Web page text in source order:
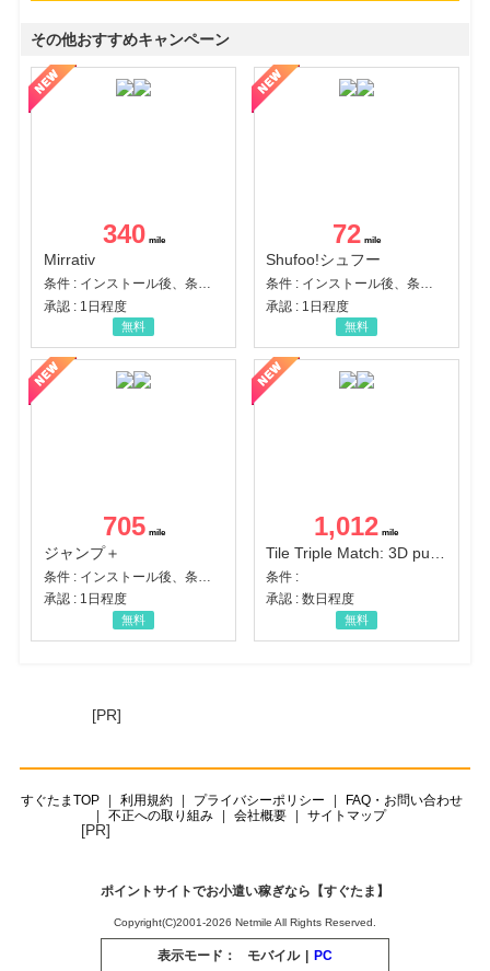
その他おすすめキャンペーン
340
Mirrativ
条件 : インストール後、条件達成
承認 : 1日程度
無料
72
Shufoo!シュフー
条件 : インストール後、条件達成
承認 : 1日程度
無料
705
ジャンプ＋
承認 : 1日程度
無料
1,012
条件 :
承認 : 数日程度
無料
[PR]
すぐたまTOP 利用規約 プライバシーポリシー
FAQ・お問い合わせ
不正への取り組み
会社概要 サイトマップ
[PR]
ポイントサイトでお小遣い稼ぎなら【すぐたま】
Copyright(C)2001-2026 Netmile All Rights Reserved.
表示モード： モバイル | PC